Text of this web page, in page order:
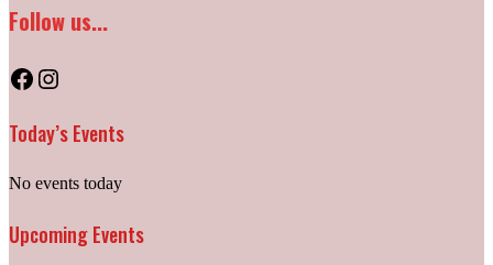
Follow us...
Facebook
Instagram
Today’s Events
No events today
Upcoming Events